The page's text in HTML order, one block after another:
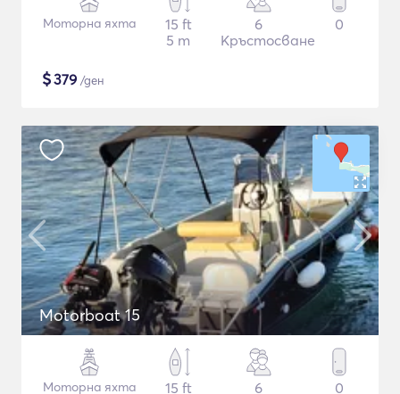
Моторна яхта
15 ft
5 m
6
Кръстосване
0
$379 /ден
Motorboat 15
Моторна яхта
15 ft
6
0